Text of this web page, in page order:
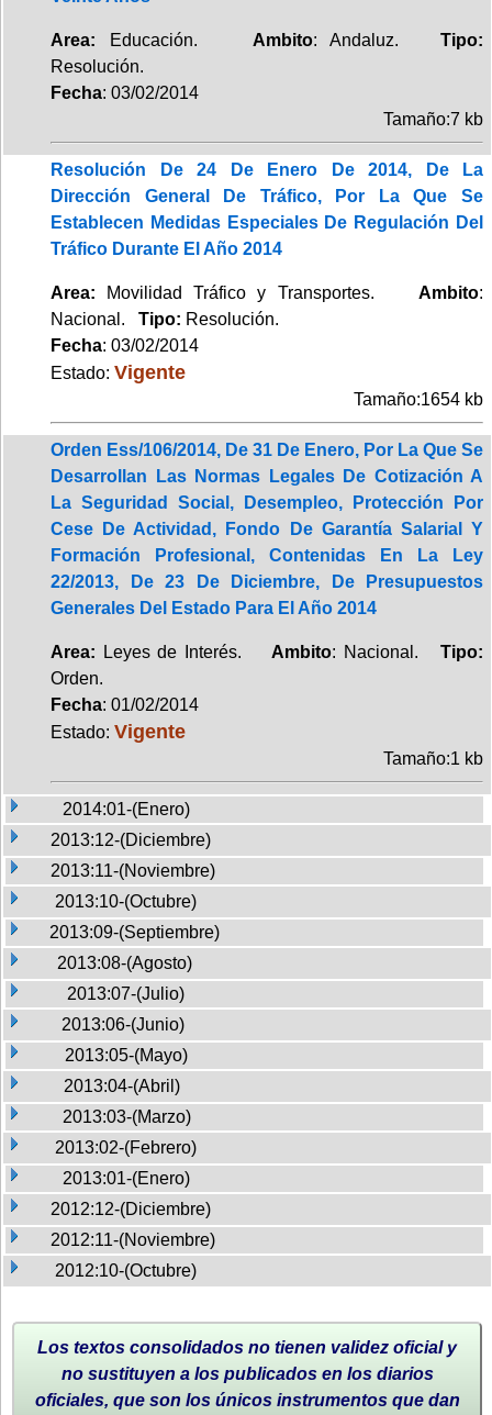
Area: Educación. Ambito: Andaluz.Tipo:
Resolución.
Fecha: 03/02/2014
Tamaño:7 kb
Resolución De 24 De Enero De 2014, De La
Dirección General De Tráfico, Por La Que Se
Establecen Medidas Especiales De Regulación Del
Tráfico Durante El Año 2014
Area: Movilidad Tráfico y Transportes. Ambito:
Nacional. Tipo: Resolución.
Fecha: 03/02/2014
Estado: Vigente
Tamaño:1654 kb
Orden Ess/106/2014, De 31 De Enero, Por La Que Se
Desarrollan Las Normas Legales De Cotización A
La Seguridad Social, Desempleo, Protección Por
Cese De Actividad, Fondo De Garantía Salarial Y
Formación Profesional, Contenidas En La Ley
22/2013, De 23 De Diciembre, De Presupuestos
Generales Del Estado Para El Año 2014
Area: Leyes de Interés. Ambito: Nacional.Tipo:
Orden.
Fecha: 01/02/2014
Estado: Vigente
Tamaño:1 kb
2014:01-(Enero)
2013:12-(Diciembre)
2013:11-(Noviembre)
2013:10-(Octubre)
2013:09-(Septiembre)
2013:08-(Agosto)
2013:07-(Julio)
2013:06-(Junio)
2013:05-(Mayo)
2013:04-(Abril)
2013:03-(Marzo)
2013:02-(Febrero)
2013:01-(Enero)
2012:12-(Diciembre)
2012:11-(Noviembre)
2012:10-(Octubre)
Los textos consolidados no tienen validez oficial y
no sustituyen a los publicados en los diarios
oficiales, que son los únicos instrumentos que dan